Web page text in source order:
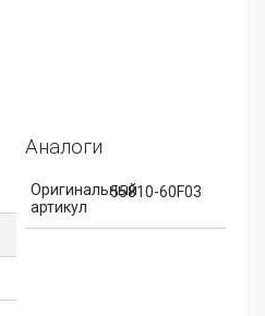
Аналоги
Оригинальный
артикул
55810-60F03